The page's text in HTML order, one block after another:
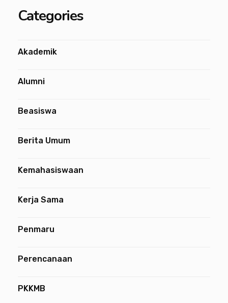
Categories
Akademik
Alumni
Beasiswa
Berita Umum
Kemahasiswaan
Kerja Sama
Penmaru
Perencanaan
PKKMB